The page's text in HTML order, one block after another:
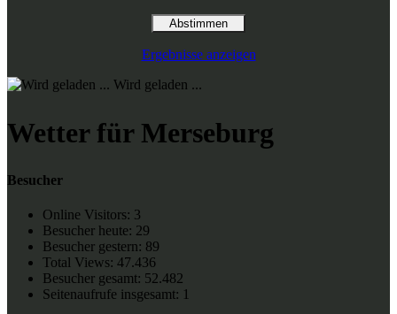
Ergebnisse anzeigen
Wird geladen ...
Wetter für Merseburg
Besucher
Online Visitors: 3
Besucher heute: 29
Besucher gestern: 89
Total Views: 47.436
Besucher gesamt: 52.482
Seitenaufrufe insgesamt: 1